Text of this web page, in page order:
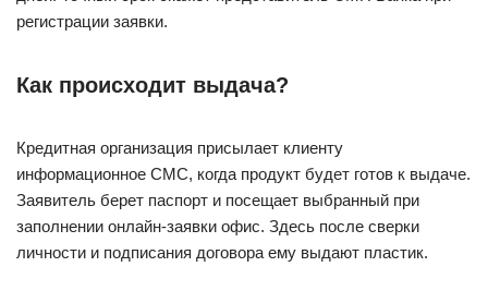
регистрации заявки.
Как происходит выдача?
Кредитная организация присылает клиенту
информационное СМС, когда продукт будет готов к выдаче.
Заявитель берет паспорт и посещает выбранный при
заполнении онлайн-заявки офис. Здесь после сверки
личности и подписания договора ему выдают пластик.